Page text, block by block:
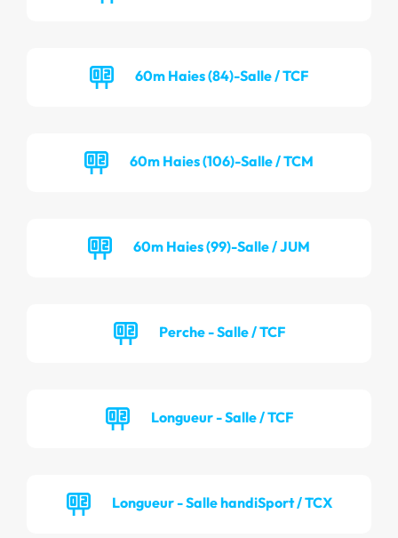
60m Haies (84)-Salle / TCF
60m Haies (106)-Salle / TCM
60m Haies (99)-Salle / JUM
Perche - Salle / TCF
Longueur - Salle / TCF
Longueur - Salle handiSport / TCX